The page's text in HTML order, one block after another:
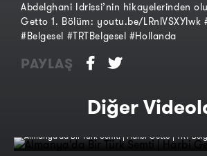
Abdelghani Idrissi’nin hikayelerinden
Getto 1. Bölüm: youtu.be/LRnlVSXYlwk
#Belgesel #TRTBelgesel #Hollanda
PAYLAŞ
Diğer
Almanya'da Bir Türk Semti | Harbi Getto | TRT